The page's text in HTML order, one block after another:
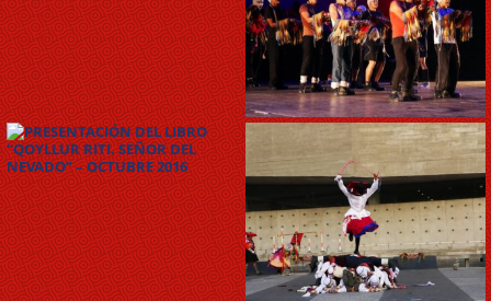
PREVIAS DE PEREGRINOS
DEL NEVADO EN EL TEATRO
MUNICIPAL – NOVIEMBRE
2016
PRESENTACIÓN DEL LIBRO
“QOYLLUR RITI. SEÑOR DEL
NEVADO” – OCTUBRE 2016
PEREGRINOS DEL NEVADO
EN EL LUM – JUNIO 2017